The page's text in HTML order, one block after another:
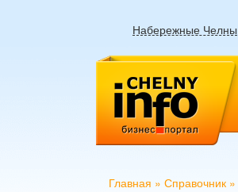
Набережные Челны
Главная » Справочник »